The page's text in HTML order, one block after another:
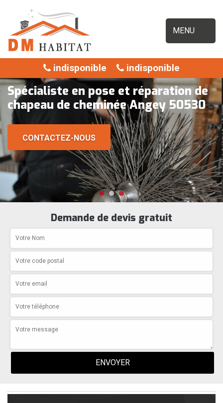
MENU
indisponible indisponible
Spécialiste en pose et réparation de
chapeau de cheminée Angey 50530
CONTACTEZ-NOUS
Demande de devis gratuit